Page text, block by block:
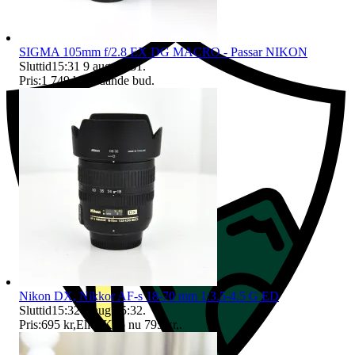
Ersättning om du inte får din vara
SIGMA 105mm f/2.8 EX DG MACRO - Passar NIKON
Sluttid15:31 9 aug 15:31.
Pris:1 749 kr Ledande bud.
Nikon DX, Nikkor AF-s 18-70 mm 1:3.5-4.5 G ED
Sluttid15:32 9 aug 15:32.
Pris:695 kr,Eller Köp nu 795 kr,.